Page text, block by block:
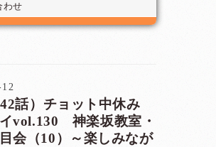
わせ
話）チョット中休み
vol.130 神楽坂教室・
会（10）～楽しみなが